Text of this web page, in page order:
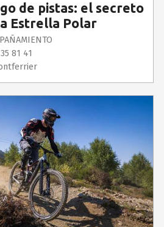
de pistas: el secreto
Estrella Polar
81 41